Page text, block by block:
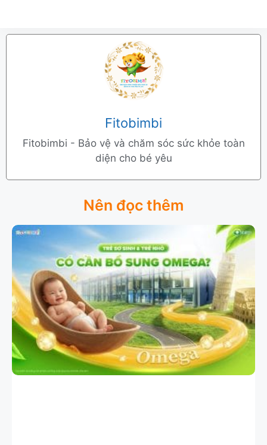
Fitobimbi
Fitobimbi - Bảo vệ và chăm sóc sức khỏe toàn
diện cho bé yêu
Nên đọc thêm